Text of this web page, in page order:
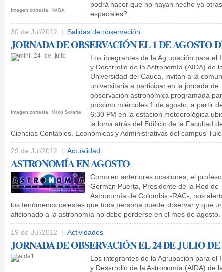
Imagen cortesía: NASA
podrá hacer que no hayan hecho ya
espaciales? .
30 de Jul/2012 | Salidas de observación
JORNADA DE OBSERVACIÓN EL 1 DE AGOSTO
Imagen cortesía: Mario Solarte
Los integrantes de la Agrupación para el
y Desarrollo de la Astronomía (AIDA) de
Universidad del Cauca, invitan a la
universitaria a participar en la jornada de
observación astronómica programada
próximo miércoles 1 de agosto, a partir
6:30 PM en la estación meteorológica
la loma atrás del Edificio de la Facultad
Ciencias Contables, Económicas y Administrativas del campus
29 de Jul/2012 | Actualidad
ASTRONOMÍA EN AGOSTO
Como en anteriores ocasiones, el
Germán Puerta, Presidente de la Red de
Astronomía de Colombia -RAC-, nos
los fenómenos celestes que toda persona puede observar y que
aficionado a la astronomía no debe perderse en el mes de agosto.
19 de Jul/2012 | Actividades
JORNADA DE OBSERVACIÓN EL 24 DE JULIO DE
Los integrantes de la Agrupación para el
y Desarrollo de la Astronomía (AIDA) de